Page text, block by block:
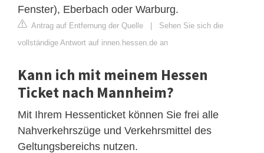
Fenster), Eberbach oder Warburg.
Antrag auf Entfernung der Quelle | Sehen Sie sich die
vollständige Antwort auf innen.hessen.de an
Kann ich mit meinem Hessen
Ticket nach Mannheim?
Mit Ihrem Hessenticket können Sie frei alle
Nahverkehrszüge und Verkehrsmittel des
Geltungsbereichs nutzen.